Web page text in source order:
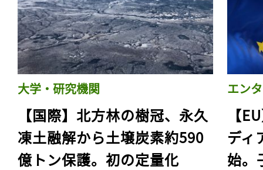
大学・研究機関
【国際】北方林の樹冠、永久
凍土融解から土壌炭素約590
億トン保護。初の定量化
エン
【
ディ
始。